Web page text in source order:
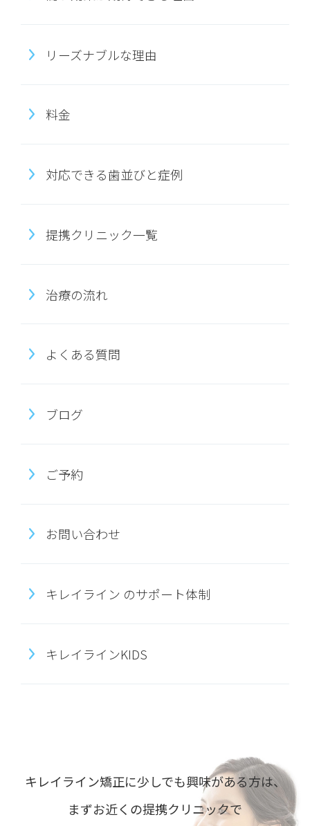
リーズナブルな理由
料金
対応できる歯並びと症例
提携クリニック一覧
治療の流れ
よくある質問
ブログ
ご予約
お問い合わせ
キレイライン のサポート体制
キレイラインKIDS
キレイライン矯正に少しでも興味がある方は、
まずお近くの提携クリニックで